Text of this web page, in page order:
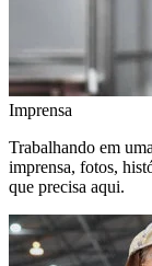
Imprensa
Trabalhando em
imprensa, fotos,
que precisa aqui.